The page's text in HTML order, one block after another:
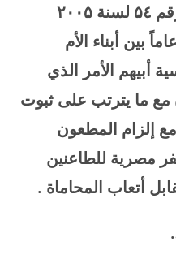
۵٤ لسنة
۲۰۰۵
بين أبناء الأم
أبيهم الأمر الذي
مع ما يترتب على ثبوت
إلزام المطعون
مصرية للطاعنين
أتعاب المحاماة .